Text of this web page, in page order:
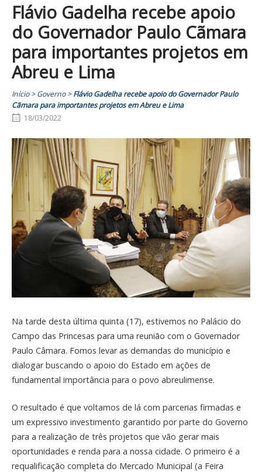
Flávio Gadelha recebe apoio
do Governador Paulo Cãmara
para importantes projetos em
Abreu e Lima
Início>Governo>Flávio Gadelha recebe apoio do Governador Paulo
Cãmara para importantes projetos em Abreu e Lima
18/03/2022
Na tarde desta última quinta (17), estivemos no Palácio do
Campo das Princesas para uma reunião com o Governador
Paulo Câmara. Fomos levar as demandas do município e
dialogar buscando o apoio do Estado em ações de
fundamental importância para o povo abreulimense.
O resultado é que voltamos de lá com parcerias firmadas e
um expressivo investimento garantido por parte do Governo
para a realização de três projetos que vão gerar mais
oportunidades e renda para a nossa cidade. O primeiro é a
requalificação completa do Mercado Municipal (a Feira